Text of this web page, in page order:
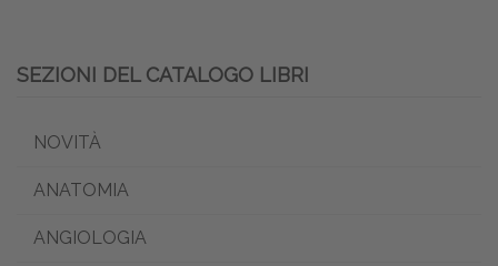
SEZIONI DEL CATALOGO LIBRI
NOVITÀ
ANATOMIA
ANGIOLOGIA